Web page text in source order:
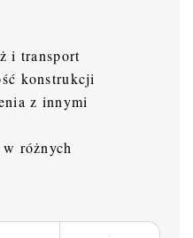
i transport
konstrukcji
z innymi
różnych